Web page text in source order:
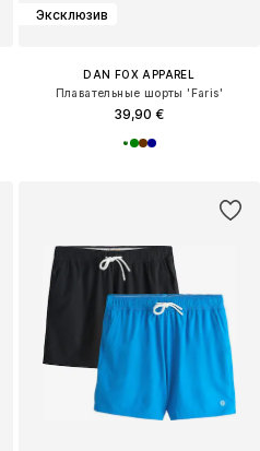
Эксклюзив
DAN FOX APPAREL
Плавательные шорты 'Faris'
39,90 €